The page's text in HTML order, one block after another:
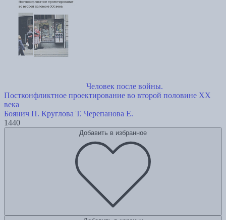
Человек после войны.
Постконфликтное проектирование во второй половине ХХ
века
Боянич П. Круглова Т. Черепанова Е.
1440
Добавить в избранное